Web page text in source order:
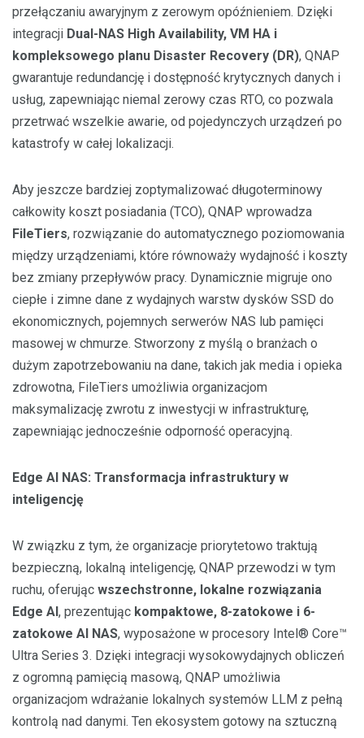
przełączaniu awaryjnym z zerowym opóźnieniem. Dzięki
integracji Dual-NAS High Availability, VM HA i
kompleksowego planu Disaster Recovery (DR), QNAP
gwarantuje redundancję i dostępność krytycznych danych i
usług, zapewniając niemal zerowy czas RTO, co pozwala
przetrwać wszelkie awarie, od pojedynczych urządzeń po
katastrofy w całej lokalizacji.
Aby jeszcze bardziej zoptymalizować długoterminowy
całkowity koszt posiadania (TCO), QNAP wprowadza
FileTiers, rozwiązanie do automatycznego poziomowania
między urządzeniami, które równoważy wydajność i koszty
bez zmiany przepływów pracy. Dynamicznie migruje ono
ciepłe i zimne dane z wydajnych warstw dysków SSD do
ekonomicznych, pojemnych serwerów NAS lub pamięci
masowej w chmurze. Stworzony z myślą o branżach o
dużym zapotrzebowaniu na dane, takich jak media i opieka
zdrowotna, FileTiers umożliwia organizacjom
maksymalizację zwrotu z inwestycji w infrastrukturę,
zapewniając jednocześnie odporność operacyjną.
Edge AI NAS: Transformacja infrastruktury w
inteligencję
W związku z tym, że organizacje priorytetowo traktują
bezpieczną, lokalną inteligencję, QNAP przewodzi w tym
ruchu, oferując wszechstronne, lokalne rozwiązania
Edge AI , prezentując kompaktowe, 8-zatokowe i 6-
zatokowe AI NAS, wyposażone w procesory Intel® Core™
Ultra Series 3. Dzięki integracji wysokowydajnych obliczeń
z ogromną pamięcią masową, QNAP umożliwia
organizacjom wdrażanie lokalnych systemów LLM z pełną
kontrolą nad danymi. Ten ekosystem gotowy na sztuczną